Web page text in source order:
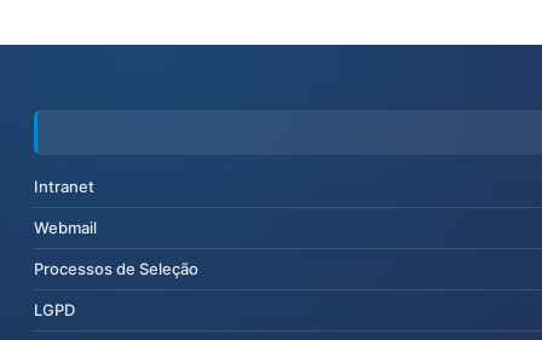
Intranet
Webmail
Processos de Seleção
LGPD